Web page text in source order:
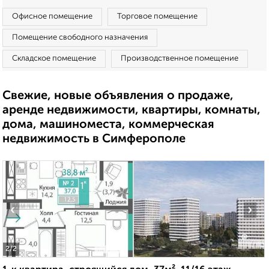
Офисное помещение Торговое помещение
Помещение свободного назначения
Складское помещение Производственное помещение
Свежие, новые объявления о продаже,
аренде недвижимости, квартиры, комнаты,
дома, машиноместа, коммерческая
недвижимость в Симферополе
2/2
‹ ›